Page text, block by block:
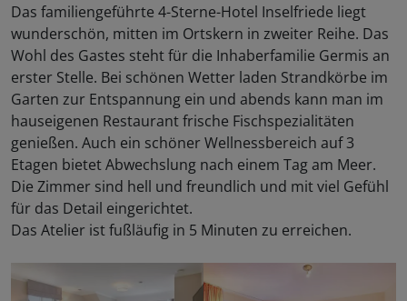
Das familiengeführte 4-Sterne-Hotel Inselfriede liegt
wunderschön, mitten im Ortskern in zweiter Reihe. Das
Wohl des Gastes steht für die Inhaberfamilie Germis an
erster Stelle. Bei schönen Wetter laden Strandkörbe im
Garten zur Entspannung ein und abends kann man im
hauseigenen Restaurant frische Fischspezialitäten
genießen. Auch ein schöner Wellnessbereich auf 3
Etagen bietet Abwechslung nach einem Tag am Meer.
Die Zimmer sind hell und freundlich und mit viel Gefühl
für das Detail eingerichtet.
Das Atelier ist fußläufig in 5 Minuten zu erreichen.